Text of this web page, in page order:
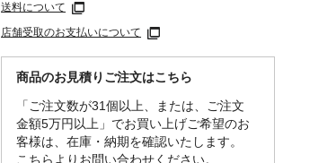
送料について
店舗受取のお支払いについて
商品のお見積りご注文はこちら
「ご注文数が31個以上、または、ご注文
金額5万円以上」でお買い上げご希望のお
客様は、在庫・納期を確認いたします。
こちらよりお問い合わせください。